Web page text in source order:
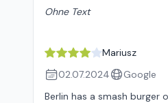
Ohne Text
Mariusz
02.07.2024
Google
Berlin has a smash